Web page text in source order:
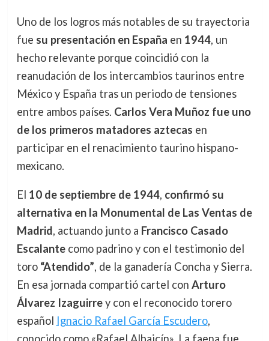
Uno de los logros más notables de su trayectoria
fue su presentación en España en 1944, un
hecho relevante porque coincidió con la
reanudación de los intercambios taurinos entre
México y España tras un periodo de tensiones
entre ambos países. Carlos Vera Muñoz fue uno
de los primeros matadores aztecas en
participar en el renacimiento taurino hispano-
mexicano.
El 10 de septiembre de 1944, confirmó su
alternativa en la Monumental de Las Ventas de
Madrid, actuando junto a Francisco Casado
Escalantecomo padrino y con el testimonio del
toro “Atendido”, de la ganadería Concha y Sierra.
En esa jornada compartió cartel con Arturo
Álvarez Izaguirrey con el reconocido torero
español Ignacio Rafael García Escudero,